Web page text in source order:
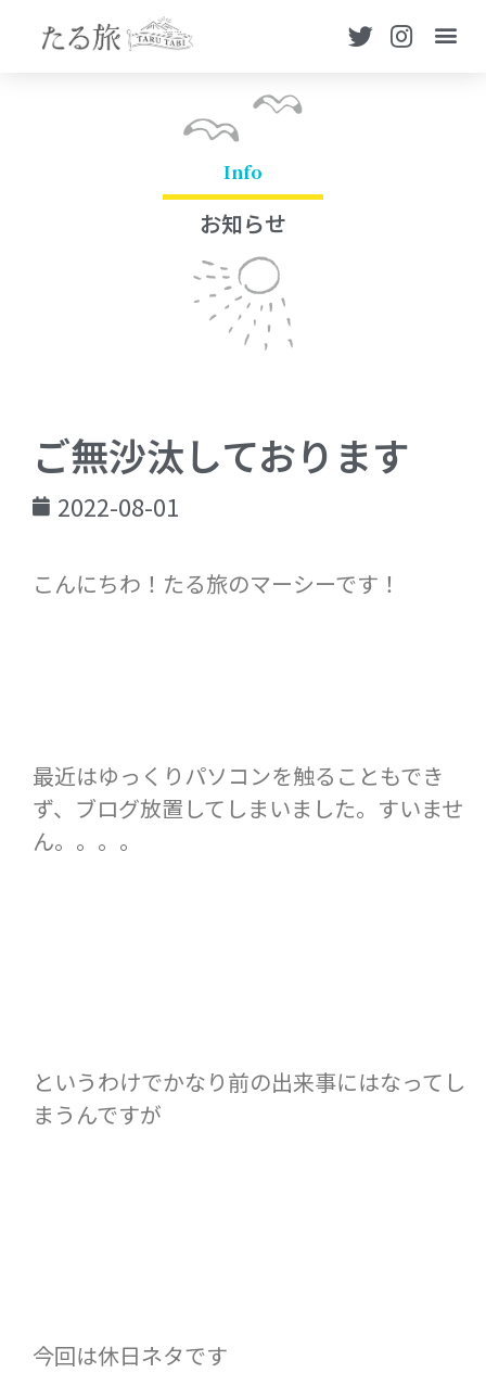
Info
お知らせ
ご無沙汰しております
2022-08-01
こんにちわ！たる旅のマーシーです！
最近はゆっくりパソコンを触ることもでき
ず、ブログ放置してしまいました。すいませ
ん。。。。
というわけでかなり前の出来事にはなってし
まうんですが
今回は休日ネタです